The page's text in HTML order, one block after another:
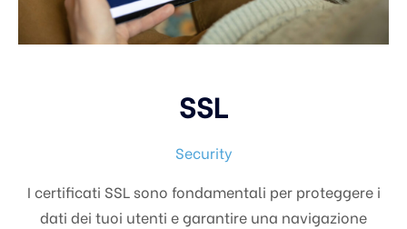
SSL
Security
I certificati SSL sono fondamentali per proteggere i
dati dei tuoi utenti e garantire una navigazione